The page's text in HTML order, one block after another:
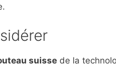
suisse de la